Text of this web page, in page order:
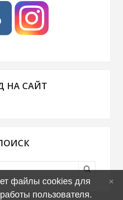
НА САЙТ
файлы cookies для
пользователя.